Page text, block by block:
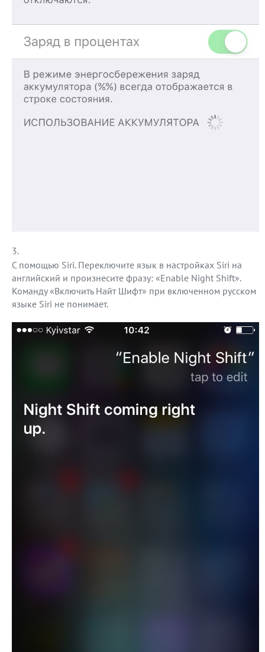
С помощью Siri. Переключите язык в настройках Siri на
английский и произнесите фразу: «Enable Night Shift».
Команду «Включить Найт Шифт» при включенном русском
языке Siri не понимает.